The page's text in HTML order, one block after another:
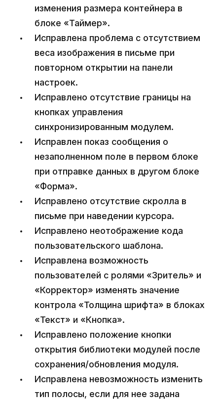
изменения размера контейнера в
блоке «Таймер».
Исправлена проблема с отсутствием
веса изображения в письме при
повторном открытии на панели
настроек.
Исправлено отсутствие границы на
кнопках управления
синхронизированным модулем.
Исправлен показ сообщения о
незаполненном поле в первом блоке
при отправке данных в другом блоке
«Форма».
Исправлено отсутствие скролла в
письме при наведении курсора.
Исправлено неотображение кода
пользовательского шаблона.
Исправлена возможность
пользователей с ролями «Зритель» и
«Корректор» изменять значение
контрола «Толщина шрифта» в блоках
«Текст» и «Кнопка».
Исправлено положение кнопки
открытия библиотеки модулей после
сохранения/обновления модуля.
Исправлена невозможность изменить
тип полосы, если для нее задана